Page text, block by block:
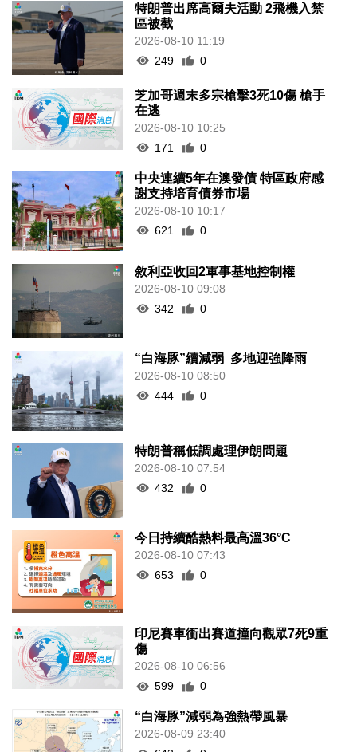
特朗普出席高爾夫活動 2飛機入禁
區被截
2026-08-10 11:19
249
0
芝加哥週末多宗槍擊3死10傷 槍手
在逃
2026-08-10 10:25
171
0
中央連續5年在澳發債 特區政府感
謝支持培育債券市場
2026-08-10 10:17
621
0
敘利亞收回2軍事基地控制權
2026-08-10 09:08
342
0
“白海豚”續減弱 多地迎強降雨
2026-08-10 08:50
444
0
特朗普稱低調處理伊朗問題
2026-08-10 07:54
432
0
今日持續酷熱料最高溫36°C
2026-08-10 07:43
653
0
印尼賽車衝出賽道撞向觀眾7死9重
傷
2026-08-10 06:56
599
0
“白海豚”減弱為強熱帶風暴
2026-08-09 23:40